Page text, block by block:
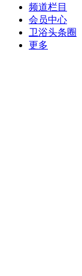
频道栏目
会员中心
卫浴头条圈
更多